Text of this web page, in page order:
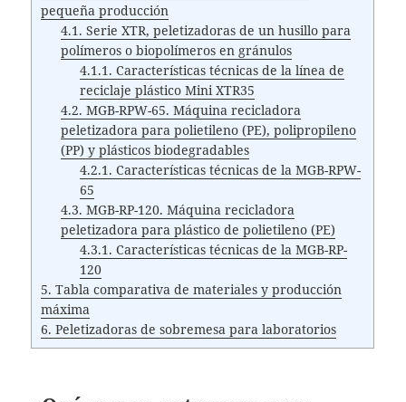
pequeña producción
4.1. Serie XTR, peletizadoras de un husillo para
polímeros o biopolímeros en gránulos
4.1.1. Características técnicas de la línea de
reciclaje plástico Mini XTR35
4.2. MGB-RPW-65. Máquina recicladora
peletizadora para polietileno (PE), polipropileno
(PP) y plásticos biodegradables
4.2.1. Características técnicas de la MGB-RPW-
65
4.3. MGB-RP-120. Máquina recicladora
peletizadora para plástico de polietileno (PE)
4.3.1. Características técnicas de la MGB-RP-
120
5. Tabla comparativa de materiales y producción
máxima
6. Peletizadoras de sobremesa para laboratorios